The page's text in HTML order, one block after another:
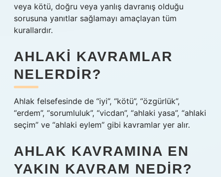
veya kötü, doğru veya yanlış davranış olduğu
sorusuna yanıtlar sağlamayı amaçlayan tüm
kurallardır.
AHLAKI KAVRAMLAR
NELERDIR?
Ahlak felsefesinde de “iyi”, “kötü”, “özgürlük”,
“erdem”, “sorumluluk”, “vicdan”, “ahlaki yasa”, “ahlaki
seçim” ve “ahlaki eylem” gibi kavramlar yer alır.
AHLAK KAVRAMINA EN
YAKIN KAVRAM NEDIR?